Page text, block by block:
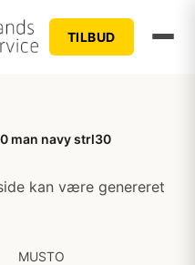
TILBUD
man navy strl30
kan være genereret
MUSTO